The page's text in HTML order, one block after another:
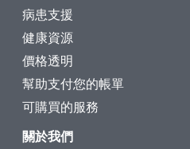
病患支援
健康資源
價格透明
幫助支付您的帳單
可購買的服務
關於我們